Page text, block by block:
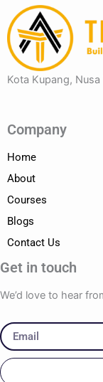
Kota Kupang, Nusa
Company
Home
About
Courses
Blogs
Contact Us
Get in touch
We’d love to hear
Email